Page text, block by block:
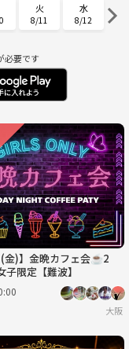
火
8/11
水
8/12
8/17
日
8/23
8/29 8/30
金
9/4
土
9/5
必要です
(金)】金晩カフェ会☕️2
子限定【難波】
大阪